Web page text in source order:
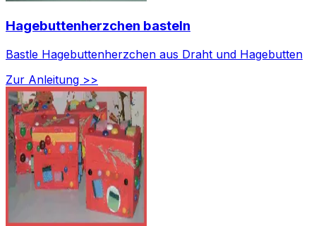
Hagebuttenherzchen basteln
Bastle Hagebuttenherzchen aus Draht und Hagebutten
Zur Anleitung >>